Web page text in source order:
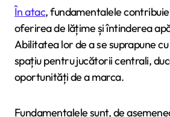
În atac, fundamentalele
oferirea de lățime și întinderea
Abilitatea lor de a se suprapune
spațiu pentru jucătorii centrali,
oportunități de a marca.
Fundamentalele sunt, de